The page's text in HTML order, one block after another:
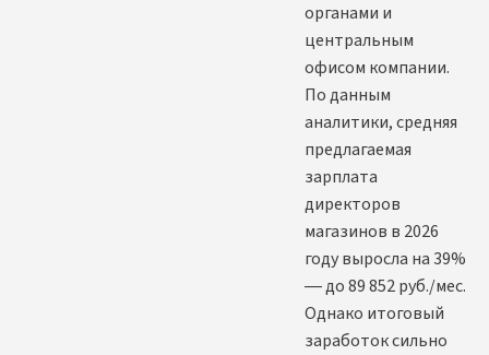
органами и
центральным
офисом компании.
По данным
аналитики, средняя
предлагаемая
зарплата
директоров
магазинов в 2026
году выросла на 39%
— до 89 852 руб./мес.
Однако итоговый
заработок сильно